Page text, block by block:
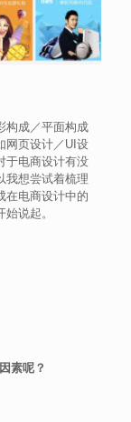
构成／平面构成
网页设计／UI设
于电商设计有没
我想尝试着梳理
在电商设计中的
说起。
素呢？